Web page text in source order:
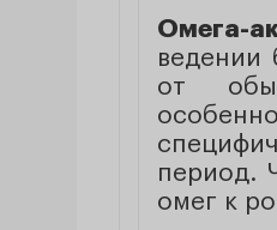
Омега-
ведении
от
период.
омег к